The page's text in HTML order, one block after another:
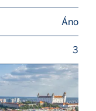
Áno
3